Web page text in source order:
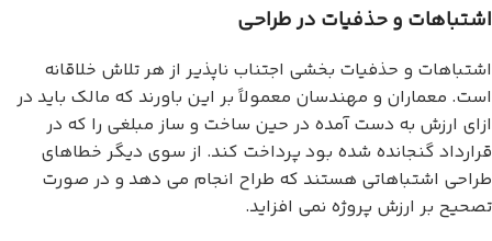
اشتباهات و حذفیات در طراحی
اشتباهات و حذفیات بخشی اجتناب ناپذیر از هر تلاش خلاقانه
است. معماران و مهندسان معمولاً بر این باورند که مالک باید در
ازای ارزش به دست آمده در حین ساخت و ساز مبلغی را که در
قرارداد گنجانده شده بود پرداخت کند. از سوی دیگر خطاهای
طراحی اشتباهاتی هستند که طراح انجام می دهد و در صورت
تصحیح بر ارزش پروژه نمی افزاید.